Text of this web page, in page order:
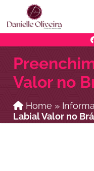
Valor no
Home »
Labial Valor no